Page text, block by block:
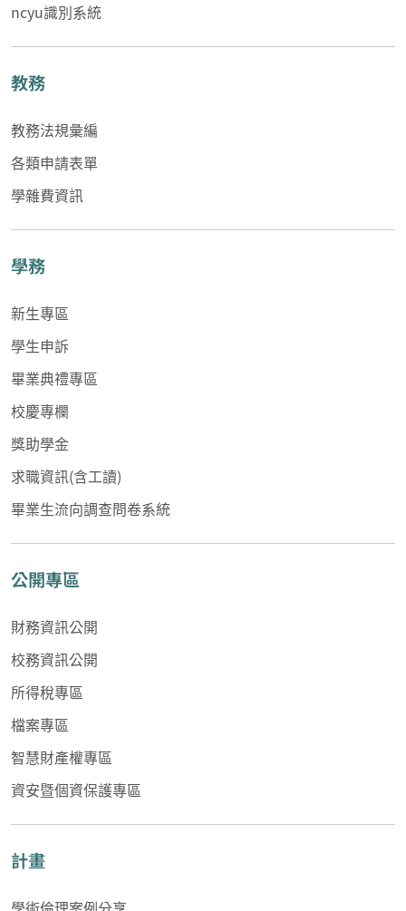
ncyu識別系統
教務
教務法規彙編
各類申請表單
學雜費資訊
學務
新生專區
學生申訴
畢業典禮專區
校慶專欄
獎助學金
求職資訊(含工讀)
畢業生流向調查問卷系統
公開專區
財務資訊公開
校務資訊公開
所得稅專區
檔案專區
智慧財產權專區
資安暨個資保護專區
計畫